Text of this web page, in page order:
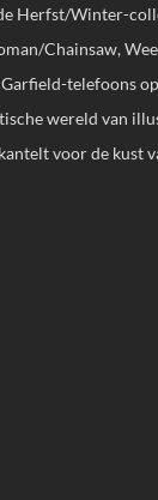
Herfst/Winter-
Chainsaw,
telefoons
wereld van
voor de kust